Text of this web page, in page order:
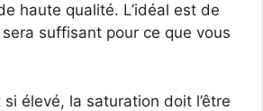
haute qualité. L’idéal est de
sera suffisant pour ce que vous
élevé, la saturation doit l’être